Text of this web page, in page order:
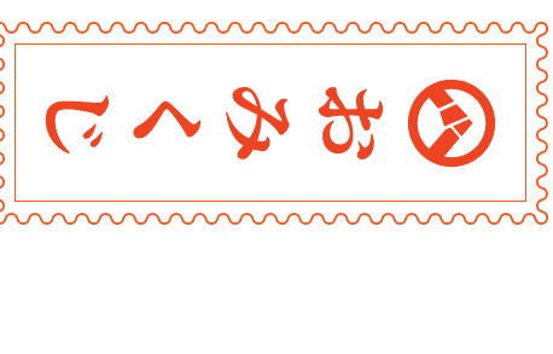
おみくじ堂
〰〰〰〰〰〰〰〰〰〰〰
〰〰〰〰〰〰〰〰〰〰〰